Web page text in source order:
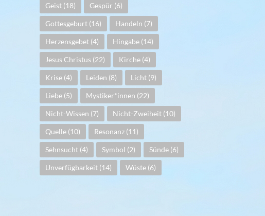
Geist (18) Gespür (6)
Gottesgeburt (16) Handeln (7)
Herzensgebet (4) Hingabe (14)
Jesus Christus (22) Kirche (4)
Krise (4) Leiden (8) Licht (9)
Liebe (5) Mystiker*innen (22)
Nicht-Wissen (7) Nicht-Zweiheit (10)
Quelle (10) Resonanz (11)
Sehnsucht (4) Symbol (2) Sünde (6)
Unverfügbarkeit (14) Wüste (6)